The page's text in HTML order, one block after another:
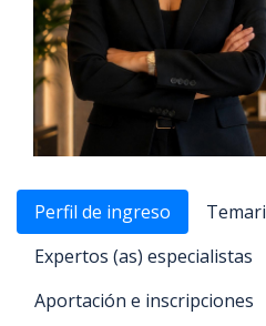
Perfil de ingreso
Expertos (as) especialistas
Aportación e inscripciones